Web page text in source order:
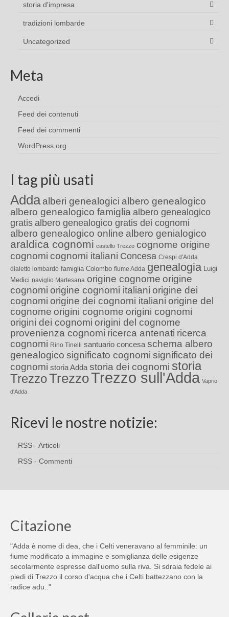
storia d'impresa
tradizioni lombarde
Uncategorized
Meta
Accedi
Feed dei contenuti
Feed dei commenti
WordPress.org
I tag più usati
Adda alberi genealogici albero genealogico
albero genealogico famiglia albero genealogico
gratis albero genealogico gratis dei cognomi
albero genealogico online albero genialogico
araldica cognomi castello Trezzo cognome origine
cognomi cognomi italiani Concesa Crespi d'Adda
dialetto lombardo famiglia Colombo fiume Adda genealogia Luigi
Medici naviglio Martesana origine cognome origine
cognomi origine cognomi italiani origine dei
cognomi origine dei cognomi italiani origine del
cognome origini cognome origini cognomi
origini dei cognomi origini del cognome
provenienza cognomi ricerca antenati ricerca
cognomi Rino Tinelli santuario concesa schema albero
genealogico significato cognomi significato dei
cognomi storia Adda storia dei cognomi storia
TrezzoTrezzoTrezzo sull'Adda Vaprio
d'Adda
Ricevi le nostre notizie:
RSS - Articoli
RSS - Commenti
Citazione
"Adda è nome di dea, che i Celti veneravano al femminile: un
fiume modificato a immagine e somiglianza delle esigenze
secolarmente espresse dall'uomo sulla riva. Si sdraia fedele ai
piedi di Trezzo il corso d'acqua che i Celti battezzano con la
radice adu.."